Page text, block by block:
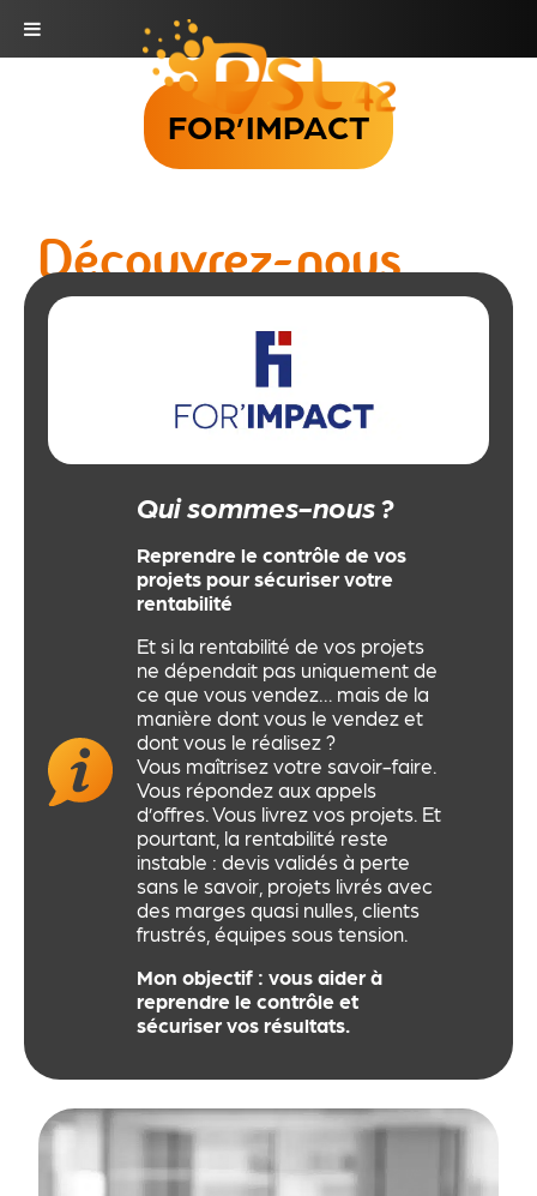
FOR’IMPACT
Découvrez-nous
Qui sommes-nous ?
Reprendre le contrôle de vos
projets pour sécuriser votre
rentabilité
Et si la rentabilité de vos projets
ne dépendait pas uniquement de
ce que vous vendez… mais de la
manière dont vous le vendez et
dont vous le réalisez ?
Vous maîtrisez votre savoir-faire.
Vous répondez aux appels
d’offres. Vous livrez vos projets. Et
pourtant, la rentabilité reste
instable : devis validés à perte
sans le savoir, projets livrés avec
des marges quasi nulles, clients
frustrés, équipes sous tension.
Mon objectif : vous aider à
reprendre le contrôle et
sécuriser vos résultats.